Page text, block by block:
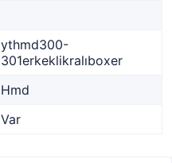
ythmd300-
301erkeklikralıboxer
Hmd
Var